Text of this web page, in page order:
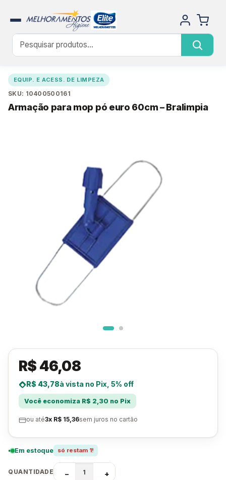
EQUIP. E ACESS. DE LIMPEZA
SKU: 10400500161
Armação para mop pó euro 60cm – Bralimpia
R$ 46,08
R$ 43,78à vista no Pix, 5% off
Você economiza R$ 2,30 no Pix
ou até3x R$ 15,36sem juros no cartão
Em estoque só restam 1!
QUANTIDADE − +